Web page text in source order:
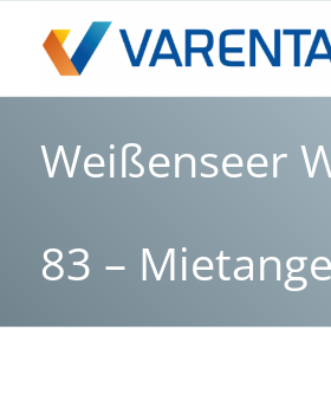
Weißenseer
83 –